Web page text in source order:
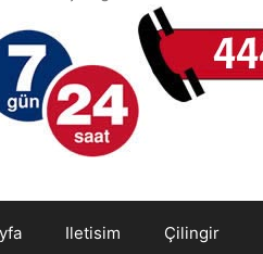
Iletisim Çilingir